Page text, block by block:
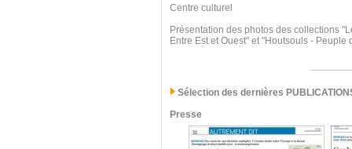
Centre culturel
Présentation des photos des collections
Entre Est et Ouest" et "Houtsouls - Peuple
Sélection des dernières
Presse